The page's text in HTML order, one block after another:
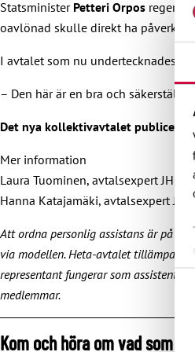
Statsminister Petteri Orpos
oavlönad skulle direkt ha påverkat
I avtalet som nu undertecknades
– Den här är en bra och
Det nya kollektivavtalet publiceras
Mer information
Laura Tuominen, avtalsexpert JHL,
Hanna Katajamäki, avtalsexpert
Att ordna personlig assistans är på
via modellen. Heta-avtalet tillämpas
representant fungerar som
medlemmar.
Kom och höra om vad som